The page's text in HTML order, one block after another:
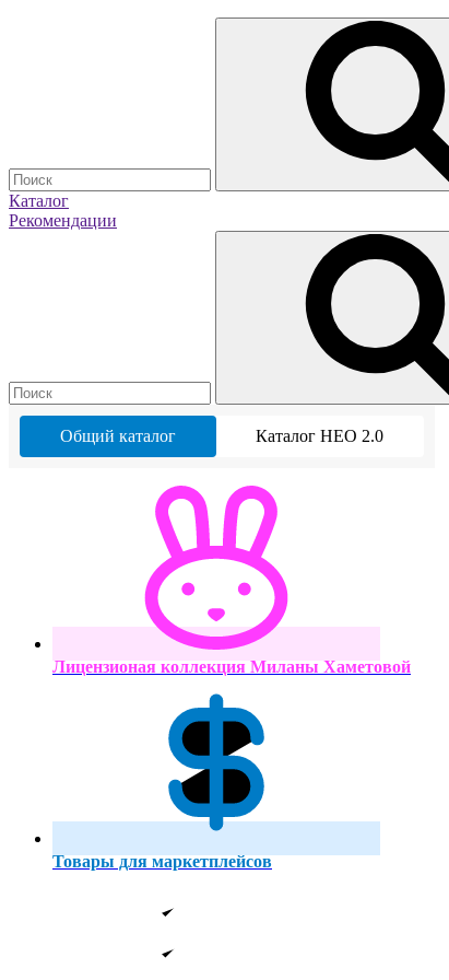
Каталог
Рекомендации
Общий каталог Каталог НЕО 2.0
Лицензионая коллекция Миланы Хаметовой
Товары для маркетплейсов